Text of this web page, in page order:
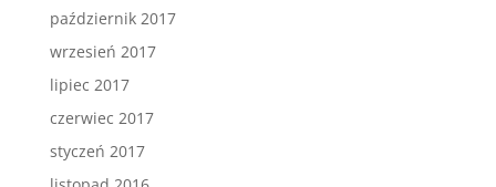
październik 2017
wrzesień 2017
lipiec 2017
czerwiec 2017
styczeń 2017